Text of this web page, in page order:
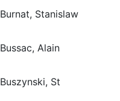
Burnat, Stanislaw
Bussac, Alain
Buszynski, St